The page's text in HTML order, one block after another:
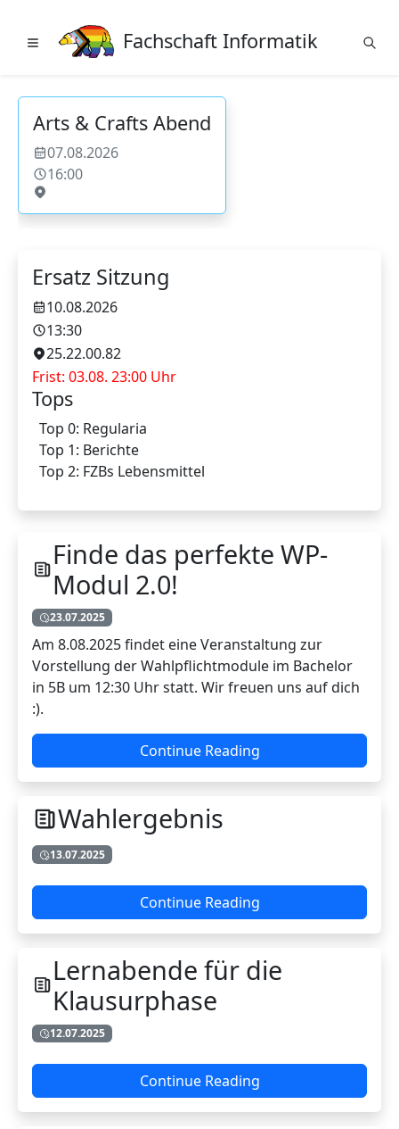
Fachschaft Informatik
Arts & Crafts Abend
07.08.2026
16:00
Ersatz Sitzung
10.08.2026
13:30
25.22.00.82
Frist: 03.08. 23:00 Uhr
Tops
Top 0: Regularia
Top 1: Berichte
Top 2: FZBs Lebensmittel
Finde das perfekte WP-
Modul 2.0!
23.07.2025
Am 8.08.2025 findet eine Veranstaltung zur
Vorstellung der Wahlpflichtmodule im Bachelor
in 5B um 12:30 Uhr statt. Wir freuen uns auf dich
:).
Continue Reading
Wahlergebnis
13.07.2025
Continue Reading
Lernabende für die
Klausurphase
12.07.2025
Continue Reading